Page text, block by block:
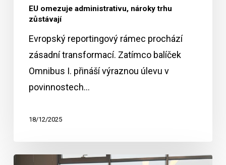
EU omezuje administrativu, nároky trhu
zůstávají
Evropský reportingový rámec prochází
zásadní transformací. Zatímco balíček
Omnibus I. přináší výraznou úlevu v
povinnostech…
18/12/2025
Webinář: